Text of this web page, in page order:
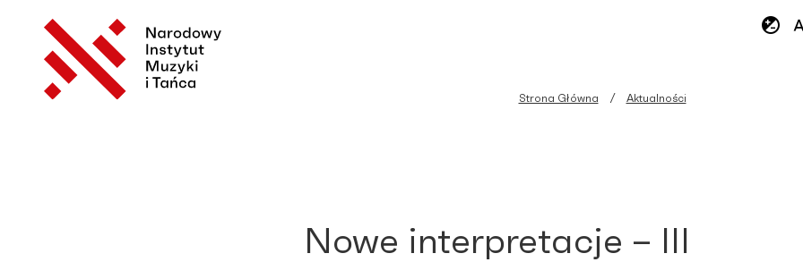
Strona Główna Aktualności
Nowe interpretacje – III